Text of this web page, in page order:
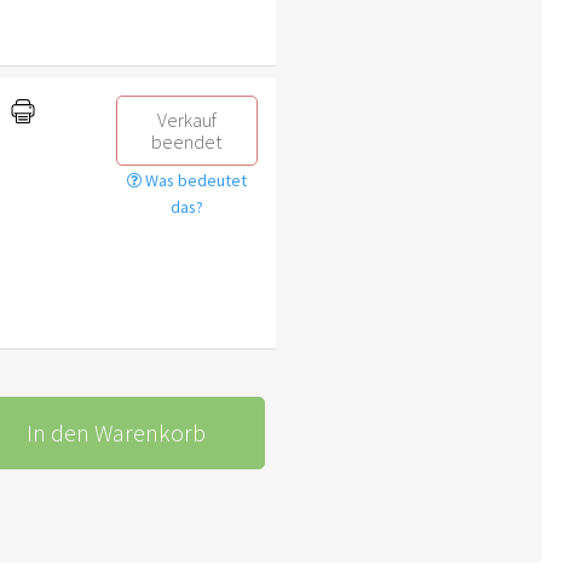
Verkauf
beendet
Was bedeutet
das?
In den Warenkorb